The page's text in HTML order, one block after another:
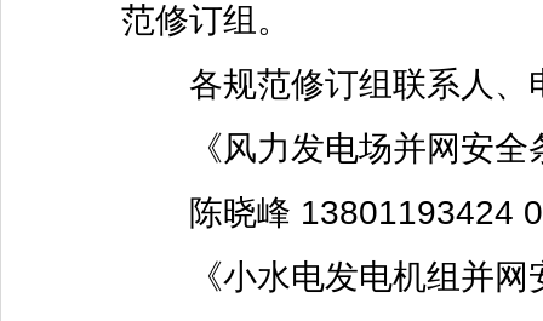
范修订组。
各规范修订组联系人、
《风力发电场并网安全
陈晓峰 13801193424
《小水电发电机组并网